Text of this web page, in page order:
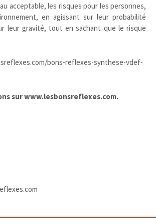
acceptable, les risques pour les personnes,
en agissant sur leur probabilité
leur gravité, tout en sachant que le risque
bons-reflexes-synthese-vdef-
sur www.lesbonsreflexes.com.